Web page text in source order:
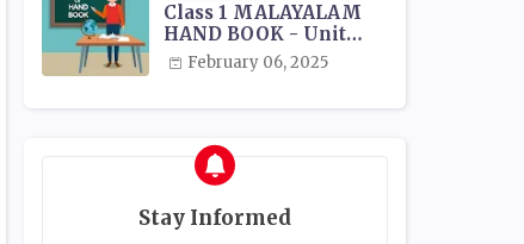
Class 1 MALAYALAM
HAND BOOK - Unit
WiseFebruary 06, 2025
Stay Informed